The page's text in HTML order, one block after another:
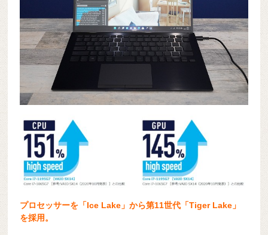
プロセッサーを「Ice Lake」から第11世代「Tiger Lake」
を採用。